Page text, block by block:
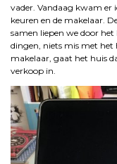
vader. Vandaag kwam
keuren en de makelaar.
samen liepen we door
dingen, niets mis met het
makelaar, gaat het huis
verkoop in.